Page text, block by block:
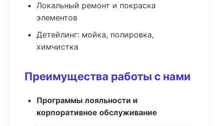
Локальный ремонт и покраска
элементов
Детейлинг: мойка, полировка,
химчистка
Преимущества работы с нами
Программы лояльности и
корпоративное обслуживание